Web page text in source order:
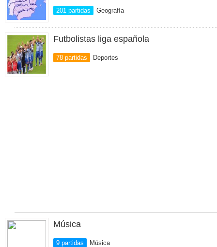
201 partidas Geografía
Futbolistas liga española
78 partidas Deportes
Música
9 partidas Música